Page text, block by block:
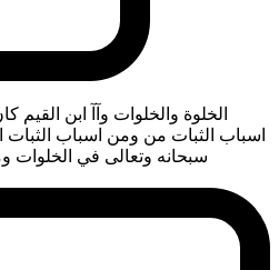
الخلوة والخلوات وآآ ابن
اسباب الثبات من ومن اسباب الثبات
سبحانه وتعالى في الخلوات